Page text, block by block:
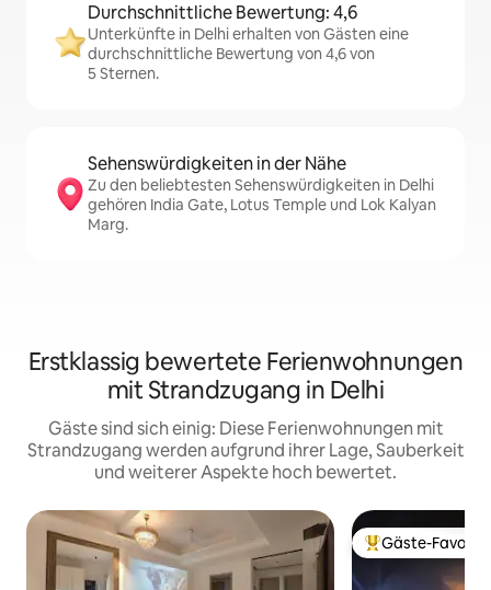
Durchschnittliche Bewertung: 4,6
Unterkünfte in Delhi erhalten von Gästen eine
durchschnittliche Bewertung von 4,6 von
5 Sternen.
Sehenswürdigkeiten in der Nähe
Zu den beliebtesten Sehenswürdigkeiten in Delhi
gehören India Gate, Lotus Temple und Lok Kalyan
Marg.
Erstklassig bewertete Ferienwohnungen
mit Strandzugang in Delhi
Gäste sind sich einig: Diese Ferienwohnungen mit
Strandzugang werden aufgrund ihrer Lage, Sauberkeit
und weiterer Aspekte hoch bewertet.
Beliebter Gäste-
Gäste-Favorit